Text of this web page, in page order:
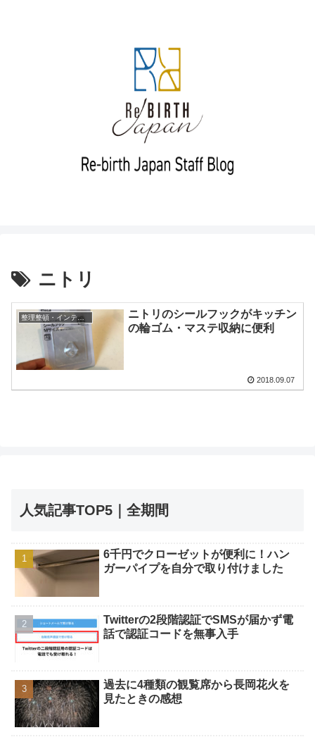
ニトリ
整理整頓・インテリア・DIY
ニトリのシールフックがキッチン
の輪ゴム・マステ収納に便利
2018.09.07
人気記事TOP5｜全期間
6千円でクローゼットが便利に！ハン
ガーパイプを自分で取り付けました
Twitterの2段階認証でSMSが届かず電
話で認証コードを無事入手
過去に4種類の観覧席から長岡花火を
見たときの感想